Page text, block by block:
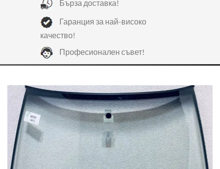
Бърза доставка!
Гаранция за най-високо
качество!
Професионален съвет!